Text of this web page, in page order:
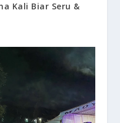
Kali Biar Seru &